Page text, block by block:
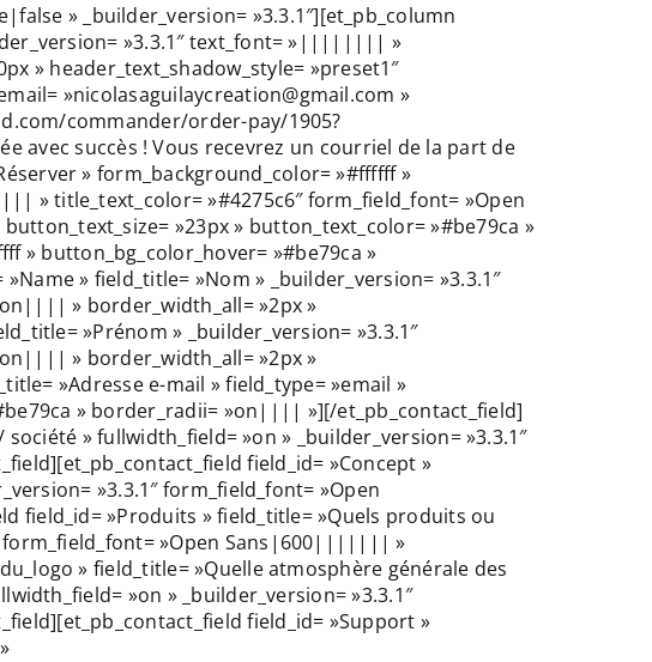
» _builder_version= »3.3.1″][et_pb_column
»3.3.1″ text_font= »|||||||| »
» header_text_shadow_style= »preset1″
»nicolasaguilaycreation@gmail.com »
commander/order-pay/1905?
avec succès ! Vous recevrez un courriel de la part de
» form_background_color= »#ffffff »
» title_text_color= »#4275c6″ form_field_font= »Open
»23px » button_text_color= »#be79ca »
button_bg_color_hover= »#be79ca »
» field_title= »Nom » _builder_version= »3.3.1″
» border_width_all= »2px »
»Prénom » _builder_version= »3.3.1″
» border_width_all= »2px »
»Adresse e-mail » field_type= »email »
» border_radii= »on|||| »][/et_pb_contact_field]
» fullwidth_field= »on » _builder_version= »3.3.1″
field_id= »Concept »
»3.3.1″ form_field_font= »Open
»Produits » field_title= »Quels produits ou
form_field_font= »Open Sans|600||||||| »
» field_title= »Quelle atmosphère générale des
»on » _builder_version= »3.3.1″
field_id= »Support »